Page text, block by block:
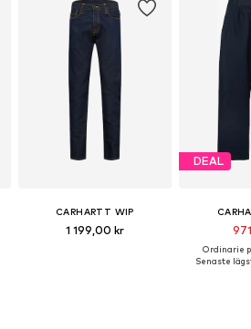
CARHARTT WIP
1 199,00 kr
DEAL
Ordinarie
Senaste